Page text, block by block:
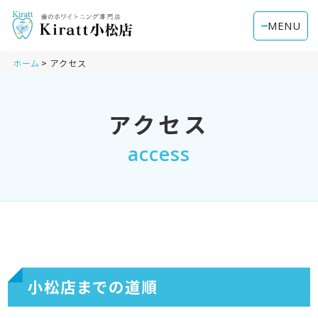
MENU
ホーム アクセス
アクセス
access
小松店までの道順